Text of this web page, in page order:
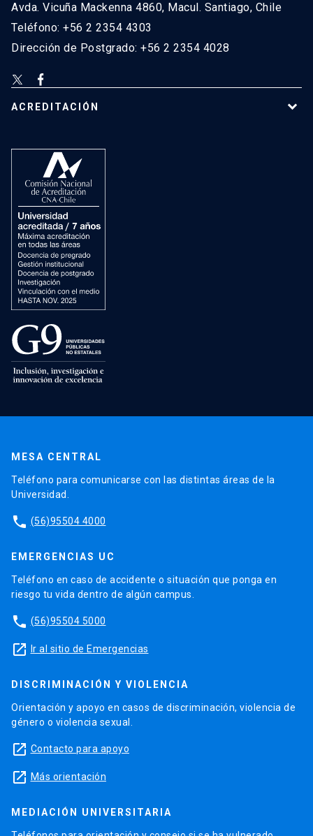
Avda. Vicuña Mackenna 4860, Macul. Santiago, Chile
Teléfono: +56 2 2354 4303
Dirección de Postgrado: +56 2 2354 4028
ACREDITACIÓN
MESA CENTRAL
Teléfono para comunicarse con las distintas áreas de la
Universidad.
phone (56)95504 4000
EMERGENCIAS UC
Teléfono en caso de accidente o situación que ponga en
riesgo tu vida dentro de algún campus.
phone (56)95504 5000
launch Ir al sitio de Emergencias
DISCRIMINACIÓN Y VIOLENCIA
Orientación y apoyo en casos de discriminación, violencia de
género o violencia sexual.
launch Contacto para apoyo
launch Más orientación
MEDIACIÓN UNIVERSITARIA